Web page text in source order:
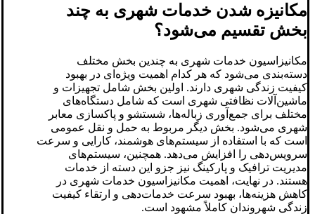
مکانیزه شدن خدمات شهری به چند
بخش تقسیم می‌شود؟
مکانیزاسیون خدمات شهری به چندین بخش مختلف
دسته‌بندی می‌شود که هر کدام اهمیت ویژه‌ای در بهبود
کیفیت زندگی شهری دارند. اولین بخش شامل تجهیزات و
ماشین‌آلات نظافتی شهری است که شامل دستگاه‌های
مختلف برای جمع‌آوری زباله‌ها، شستشو و پاکسازی معابر
شهری می‌شود. بخش دیگر مربوط به حمل و نقل عمومی
است که با استفاده از سیستم‌های هوشمند، کارایی و سرعت
سرویس‌دهی را افزایش می‌دهد. همچنین، سیستم‌های
مدیریت ترافیک و پارکینگ نیز جزو این دسته از خدمات
هستند. در نهایت، اهمیت مکانیزاسیون خدمات شهری در
کاهش هزینه‌ها، بهبود سرعت خدمات‌دهی و ارتقاء کیفیت
زندگی شهروندان کاملاً مشهود است.